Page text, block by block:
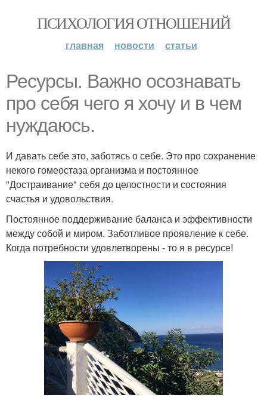
ПСИХОЛОГИЯ ОТНОШЕНИЙ
главная новости статьи
Ресурсы. Важно осознавать
про себя чего я хочу и в чем
нуждаюсь.
И давать себе это, заботясь о себе. Это про сохранение
некого гомеостаза организма и постоянное
"Достраивание" себя до целостности и состояния
счастья и удовольствия.
Постоянное поддерживание баланса и эффективности
между собой и миром. Заботливое проявление к себе.
Когда потребности удовлетворены - то я в ресурсе!